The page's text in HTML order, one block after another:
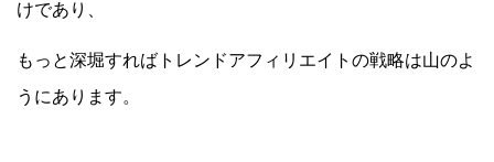
けであり、
もっと深堀すればトレンドアフィリエイトの戦略は山のよ
うにあります。